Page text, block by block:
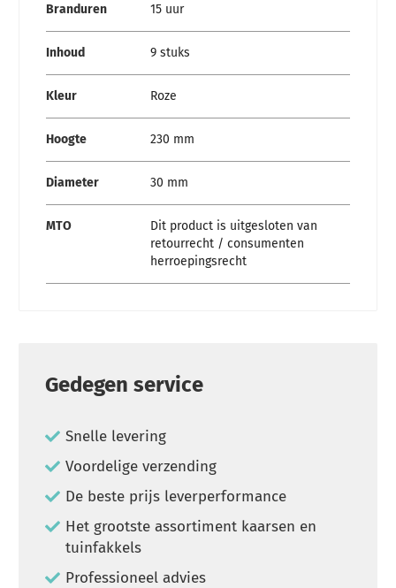
Branduren 15 uur
Inhoud 9 stuks
Kleur Roze
Hoogte 230 mm
Diameter 30 mm
MTO
Dit product is uitgesloten van
retourrecht / consumenten
herroepingsrecht
Gedegen service
Snelle levering
Voordelige verzending
De beste prijs leverperformance
Het grootste assortiment kaarsen en
tuinfakkels
Professioneel advies